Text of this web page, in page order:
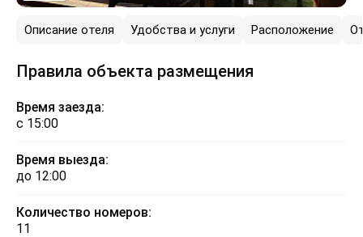
Описание отеля Удобства и услуги Расположение
Правила объекта размещения
Время заезда:
с 15:00
Время выезда:
до 12:00
Количество номеров:
11